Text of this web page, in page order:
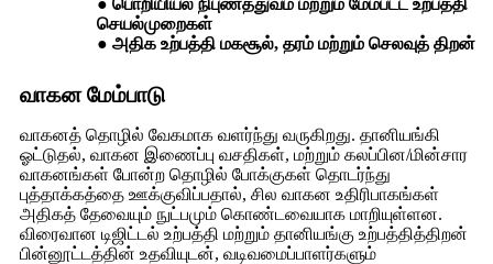
செயல்முறைகள்
● அதிக உற்பத்தி மகசூல், தரம் மற்றும் செலவுத் திறன்
வாகன மேம்பாடு
வாகனத் தொழில் வேகமாக வளர்ந்து வருகிறது. தானியங்கி
ஓட்டுதல், வாகன இணைப்பு வசதிகள், மற்றும் கலப்பின/மின்சார
வாகனங்கள் போன்ற தொழில் போக்குகள் தொடர்ந்து
புத்தாக்கத்தை ஊக்குவிப்பதால், சில வாகன உதிரிபாகங்கள்
அதிகத் தேவையும் நுட்பமும் கொண்டவையாக மாறியுள்ளன.
விரைவான டிஜிட்டல் உற்பத்தி மற்றும் தானியங்கு உற்பத்தித்திறன்
பின்னூட்டத்தின் உதவியுடன், வடிவமைப்பாளர்களும்